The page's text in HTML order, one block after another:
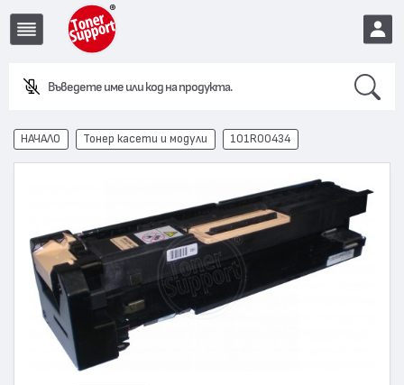
Въведете име или код на продукта.
EUR
НАЧАЛО Тонер касети и модули 101R00434